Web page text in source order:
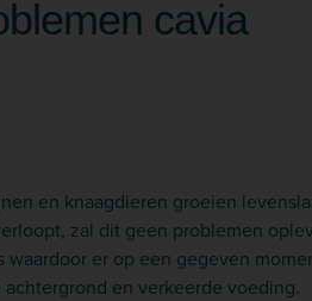
cavia
en knaagdieren groeien
zal dit geen problemen
waardoor er op een gegeven
en verkeerde voeding.